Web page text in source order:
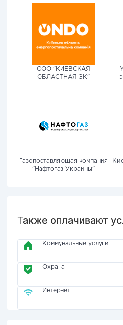
ООО "КИЕВСКАЯ
ОБЛАСТНАЯ ЭК"
Газопоставляющая компания
"Нафтогаз Украины"
Также оплачивают
Коммунальные услуги
Охрана
Интернет